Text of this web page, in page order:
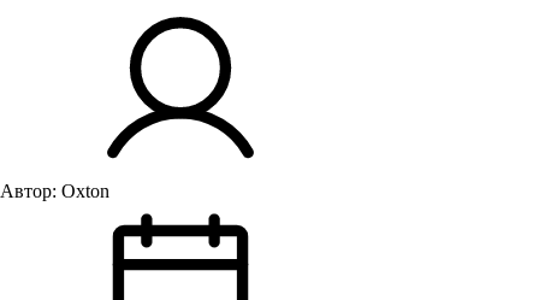
Автор: Oxton